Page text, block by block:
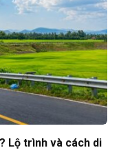
Lộ trình và cách di